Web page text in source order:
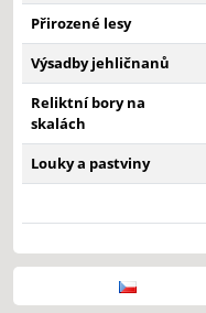
Přirozené lesy
Výsadby jehličnanů
Reliktní bory na
skalách
Louky a pastviny